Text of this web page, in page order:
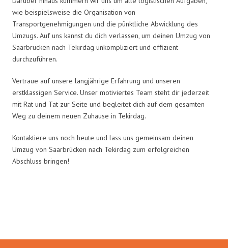
wie beispielsweise die Organisation von
Transportgenehmigungen und die pünktliche Abwicklung des
Umzugs. Auf uns kannst du dich verlassen, um deinen Umzug von
Saarbrücken nach Tekirdag unkompliziert und effizient
durchzuführen.
Vertraue auf unsere langjährige Erfahrung und unseren
erstklassigen Service. Unser motiviertes Team steht dir jederzeit
mit Rat und Tat zur Seite und begleitet dich auf dem gesamten
Weg zu deinem neuen Zuhause in Tekirdag.
Kontaktiere uns noch heute und lass uns gemeinsam deinen
Umzug von Saarbrücken nach Tekirdag zum erfolgreichen
Abschluss bringen!